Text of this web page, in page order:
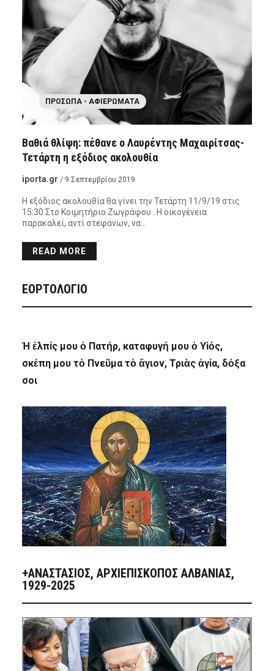
ΠΡΌΣΩΠΑ - ΑΦΙΕΡΏΜΑΤΑ
Βαθιά θλίψη: πέθανε ο Λαυρέντης Μαχαιρίτσας-
Τετάρτη η εξόδιος ακολουθία
iporta.gr / 9 Σεπτεμβρίου 2019
Η εξόδιος ακολουθία θα γίνει την Τετάρτη 11/9/19 στις
15:30 Στο Κοιμητήριο Ζωγράφου . Η οικογένεια
παρακαλεί, αντί στεφάνων, να…
READ MORE
ΕΟΡΤΟΛΟΓΙΟ
Ἡ ἐλπίς μου ὁ Πατήρ, καταφυγή μου ὁ Υἱός,
σκέπη μου τὸ Πνεῦμα τὸ ἅγιον, Τριὰς ἁγία, δόξα
σοι
+ΑΝΑΣΤΆΣΙΟΣ, ΑΡΧΙΕΠΊΣΚΟΠΟΣ ΑΛΒΑΝΊΑΣ,
1929-2025